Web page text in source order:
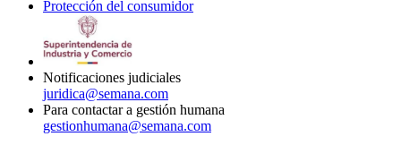
window
newin
Protección del consumidorOpens
Notificaciones judiciales
juridica@semana.com
Para contactar a gestión humana
gestionhumana@semana.com